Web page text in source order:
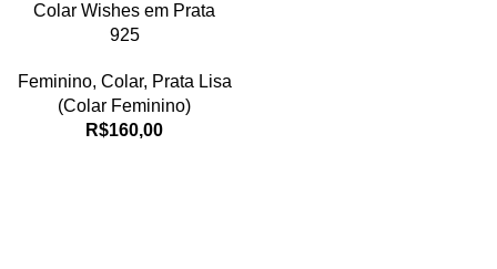
Colar Wishes em Prata
925
Feminino, Colar, Prata Lisa
(Colar Feminino)
R$160,00